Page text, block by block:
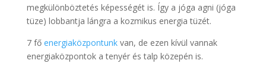
megkülönböztetés képességét is. Így a jóga agni (jóga
tüze) lobbantja lángra a kozmikus energia tüzét.
7 fő energiaközpontunkvan, de ezen kívül vannak
energiaközpontok a tenyér és talp közepén is.